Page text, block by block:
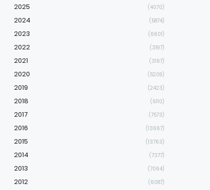
2025 (4070)
2024 (5874)
2023 (6601)
2022 (3197)
2021 (3167)
2020 (5209)
2019 (2423)
2018 (6110)
2017 (7573)
2016 (13667)
2015 (13763)
2014 (7377)
2013 (7064)
2012 (6087)